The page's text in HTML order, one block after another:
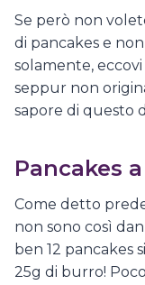
Se però non
di pancakes e
solamente,
seppur non
sapore di questo
Pancakes
Come detto
non sono così
ben 12 pancakes
25g di burro!